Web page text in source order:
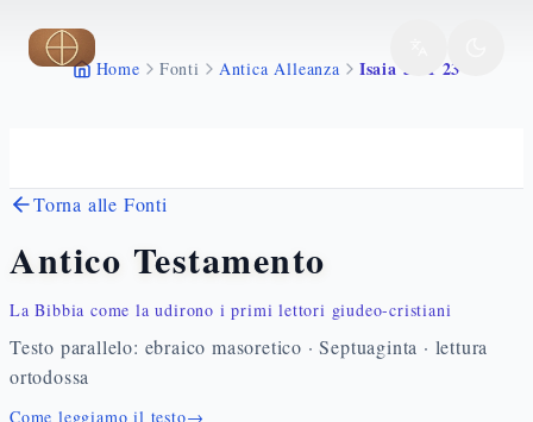
Vai al contenuto principale
Home Fonti Antica Alleanza Isaia 51 1 23
Torna alle Fonti
Antico Testamento
La Bibbia come la udirono i primi lettori giudeo-cristiani
Testo parallelo: ebraico masoretico · Septuaginta · lettura
ortodossa
Come leggiamo il testo→